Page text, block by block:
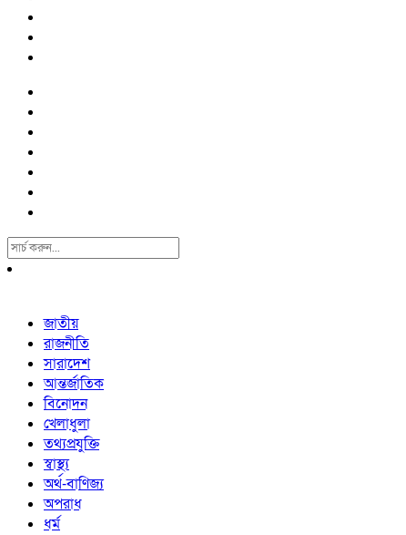
Search
For:
জাতীয়
রাজনীতি
সারাদেশ
আন্তর্জাতিক
বিনোদন
খেলাধুলা
তথ্যপ্রযুক্তি
স্বাস্থ্য
অর্থ-বাণিজ্য
অপরাধ
ধর্ম